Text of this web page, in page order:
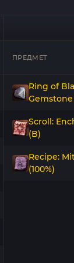
ПРЕДМЕТ
Ring of
Gemstone
Scroll:
(B)
Recipe:
(100%)